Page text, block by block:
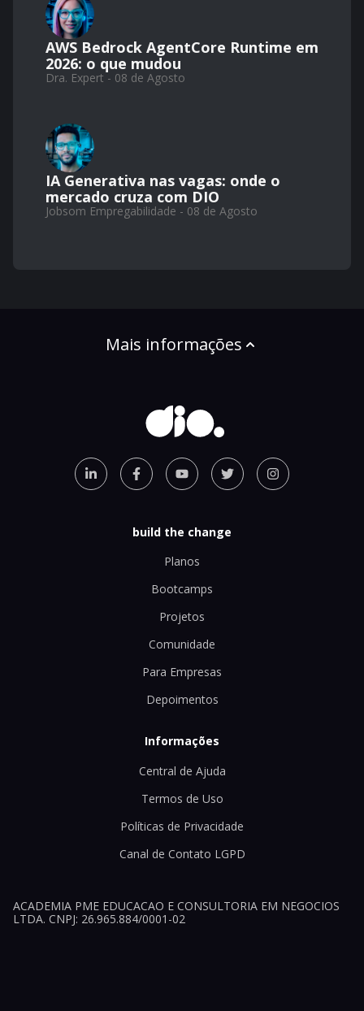
AWS Bedrock AgentCore Runtime em
2026: o que mudou
Dra. Expert - 08 de Agosto
IA Generativa nas vagas: onde o
mercado cruza com DIO
Jobsom Empregabilidade - 08 de Agosto
Mais informações
build the change
Planos
Bootcamps
Projetos
Comunidade
Para Empresas
Depoimentos
Informações
Central de Ajuda
Termos de Uso
Políticas de Privacidade
Canal de Contato LGPD
ACADEMIA PME EDUCACAO E CONSULTORIA EM NEGOCIOS
LTDA. CNPJ: 26.965.884/0001-02